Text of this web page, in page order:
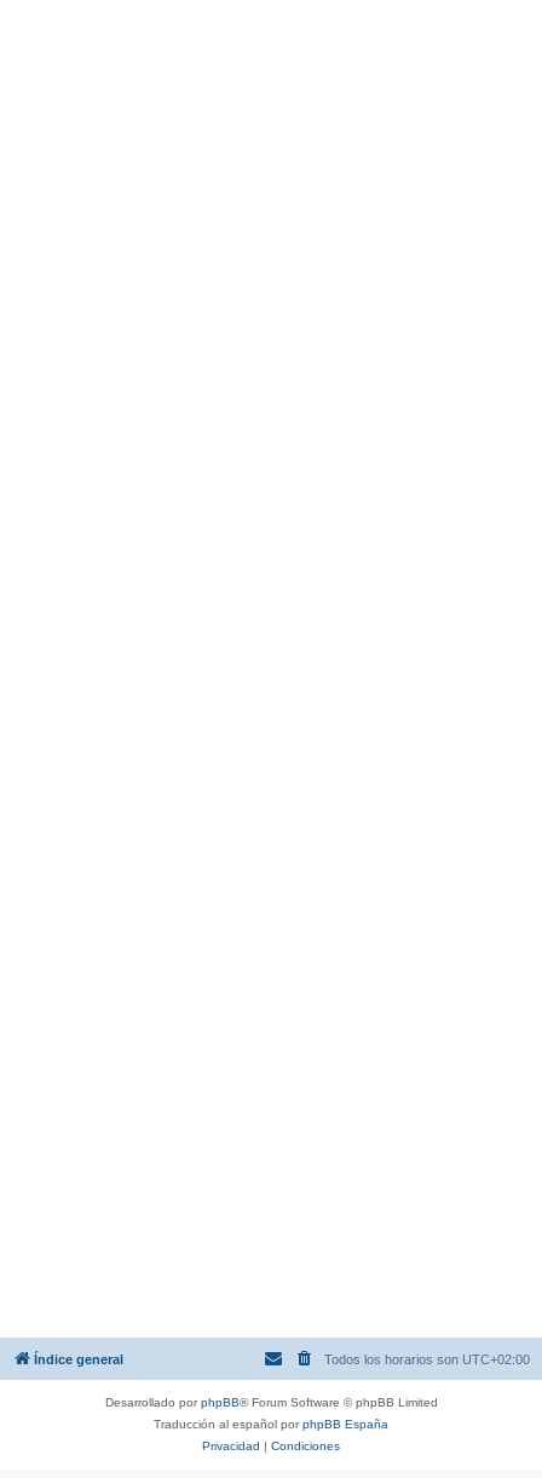
Índice general Todos los horarios son UTC+02:00
Desarrollado porphpBB® Forum Software © phpBB Limited
Traducción al español porphpBB España
Privacidad | Condiciones